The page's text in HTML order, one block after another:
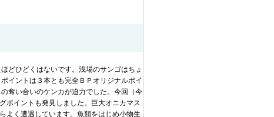
どひどくはないです。浅場のサンゴはちょ
イントは３本とも完全ＢＰオリジナルポイ
奪い合いのケンカが迫力でした。今回（今
ポイントも発見しました。巨大オニカマス
よく遭遇しています。魚類をはじめ小物生